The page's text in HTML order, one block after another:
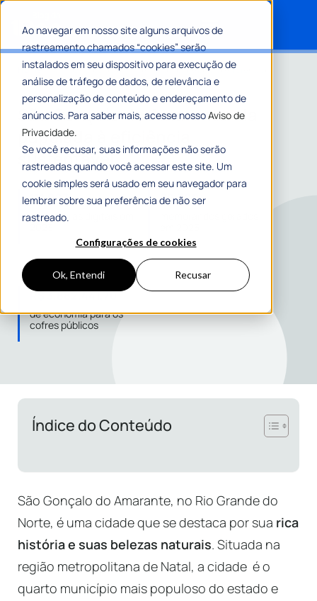
Ao navegar em nosso site alguns arquivos de
rastreamento chamados “cookies” serão
instalados em seu dispositivo para execução de
análise de tráfego de dados, de relevância e
personalização de conteúdo e endereçamento de
anúncios. Para saber mais, acesse nossoAviso de
Privacidade.
Se você recusar, suas informações não serão
rastreadas quando você acessar este site. Um
cookie simples será usado em seu navegador para
lembrar sobre sua preferência de não ser
rastreado.
Configurações de cookies
Ok, Entendi Recusar
Home»São Gonçalo do Amarante: da papelada à eficiência
sustentável
São Gonçalo do Amarante: da
papelada à eficiência
sustentável
111.027
assinaturas digitais em
89.700
R$ 3.882.441,70
de economia para os
cofres públicos
Índice do Conteúdo
São Gonçalo do Amarante, no Rio Grande do
Norte, é uma cidade que se destaca por sua rica
história e suas belezas naturais. Situada na
região metropolitana de Natal, a cidade é o
quarto município mais populoso do estado e